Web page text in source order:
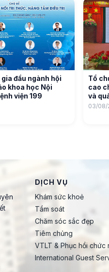
đầu ngành hội
khoa học Nội
viện 199
Tổ
cao
và
03/08/
DỊCH VỤ
Khám sức khoẻ
Tầm soát
Chăm sóc sắc đẹp
Tiêm chủng
VTLT & Phục hồi chức
International Guest